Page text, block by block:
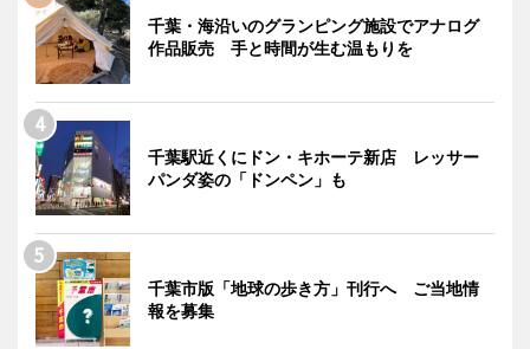
千葉・海沿いのグランピング施設でアナログ
作品販売 手と時間が生む温もりを
千葉駅近くにドン・キホーテ新店 レッサー
パンダ姿の「ドンペン」も
千葉市版「地球の歩き方」刊行へ ご当地情
報を募集